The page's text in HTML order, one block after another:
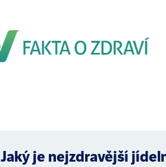
Jaký je nejzdravější